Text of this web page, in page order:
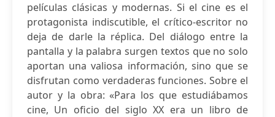
películas clásicas y modernas. Si el cine es el
protagonista indiscutible, el crítico-escritor no
deja de darle la réplica. Del diálogo entre la
pantalla y la palabra surgen textos que no solo
aportan una valiosa información, sino que se
disfrutan como verdaderas funciones. Sobre el
autor y la obra: «Para los que estudiábamos
cine, Un oficio del siglo XX era un libro de